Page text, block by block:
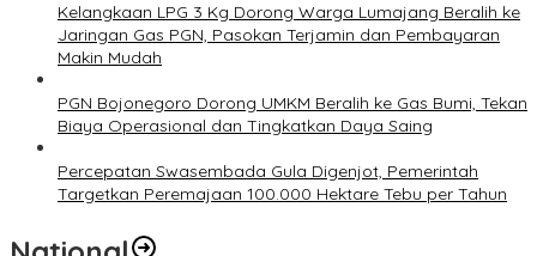
Kelangkaan LPG 3 Kg Dorong Warga Lumajang Beralih ke
Jaringan Gas PGN, Pasokan Terjamin dan Pembayaran
Makin Mudah
PGN Bojonegoro Dorong UMKM Beralih ke Gas Bumi, Tekan
Biaya Operasional dan Tingkatkan Daya Saing
Percepatan Swasembada Gula Digenjot, Pemerintah
Targetkan Peremajaan 100.000 Hektare Tebu per Tahun